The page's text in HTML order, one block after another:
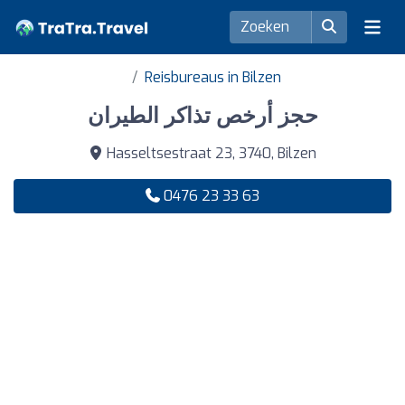
Reisbureaus in Bilzen
حجز أرخص تذاكر الطيران
Hasseltsestraat 23, 3740, Bilzen
0476 23 33 63